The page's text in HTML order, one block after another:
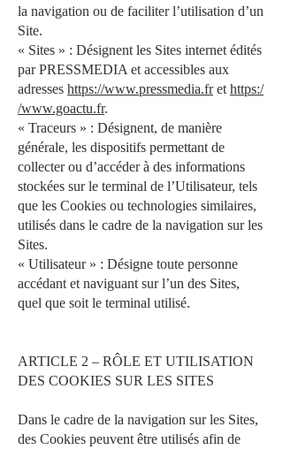
la navigation ou de faciliter l’utilisation d’un
Site.
« Sites » : Désignent les Sites internet édités
par PRESSMEDIA et accessibles aux
adresses https://www.pressmedia.fret https:/
/www.goactu.fr.
« Traceurs » : Désignent, de manière
générale, les dispositifs permettant de
collecter ou d’accéder à des informations
stockées sur le terminal de l’Utilisateur, tels
que les Cookies ou technologies similaires,
utilisés dans le cadre de la navigation sur les
Sites.
« Utilisateur » : Désigne toute personne
accédant et naviguant sur l’un des Sites,
quel que soit le terminal utilisé.
ARTICLE 2 – RÔLE ET UTILISATION
DES COOKIES SUR LES SITES
Dans le cadre de la navigation sur les Sites,
des Cookies peuvent être utilisés afin de